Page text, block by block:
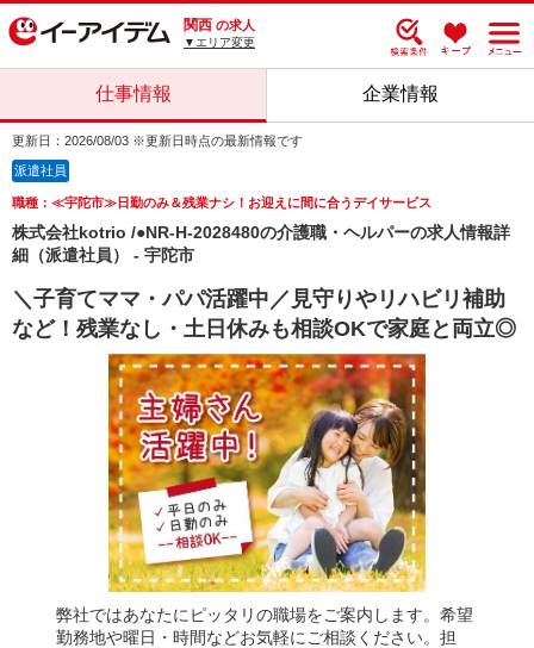
関西 の求人
▼エリア変更
仕事情報 企業情報
更新日：2026/08/03 ※更新日時点の最新情報です
派遣社員
職種：≪宇陀市≫日勤のみ＆残業ナシ！お迎えに間に合うデイサービス
株式会社kotrio /●NR-H-2028480の介護職・ヘルパーの求人情報詳
細（派遣社員） - 宇陀市
＼子育てママ・パパ活躍中／見守りやリハビリ補助
など！残業なし・土日休みも相談OKで家庭と両立◎
弊社ではあなたにピッタリの職場をご案内します。希望
勤務地や曜日・時間などお気軽にご相談ください。担